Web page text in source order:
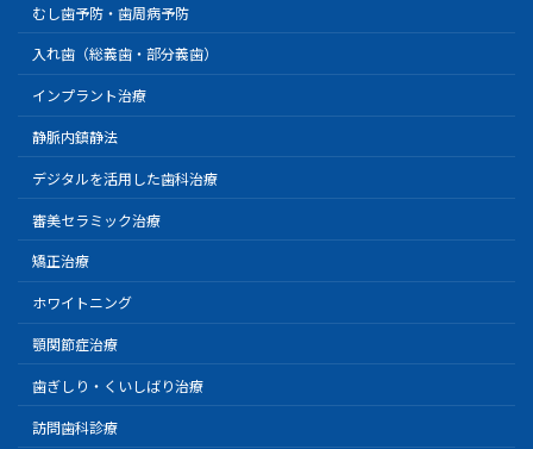
むし歯予防・歯周病予防
入れ歯（総義歯・部分義歯）
インプラント治療
静脈内鎮静法
デジタルを活用した歯科治療
審美セラミック治療
矯正治療
ホワイトニング
顎関節症治療
歯ぎしり・くいしばり治療
訪問歯科診療